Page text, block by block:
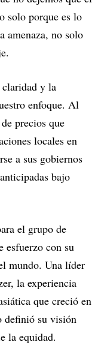
solo porque es lo
amenaza, no solo
y la
enfoque. Al
precios que
locales en
a sus gobiernos
bajo
el grupo de
esfuerzo con su
mundo. Una líder
la experiencia
que creció en
definió su visión
la equidad.